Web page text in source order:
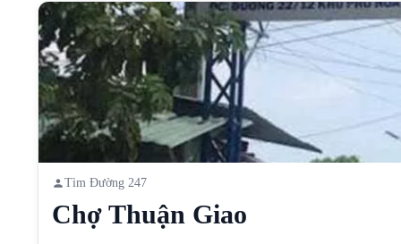
Tìm Đường 247
Chợ Thuận Giao